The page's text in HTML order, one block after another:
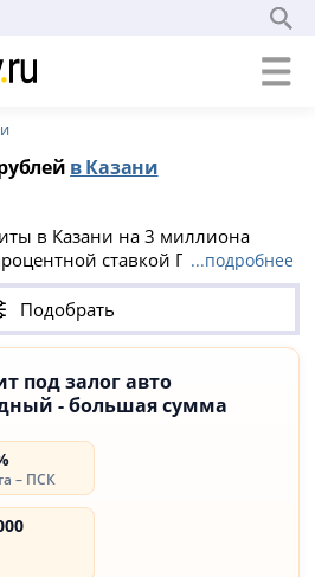
в Казани
в Казани на 3 миллиона
ставкой ПСК 14,883% -
в 8 банках,
без справок и залога и
на официальном сайте
...подробнее
Подобрать
под залог авто
- большая сумма
– ПСК